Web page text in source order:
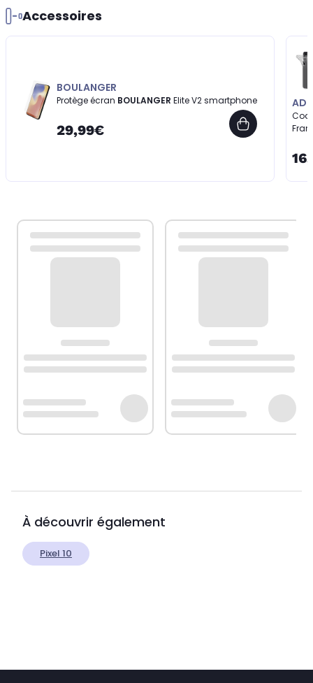
Accessoires
BOULANGER
Protège écran BOULANGER Elite V2 smartphone
29,99€
À découvrir également
Pixel 10